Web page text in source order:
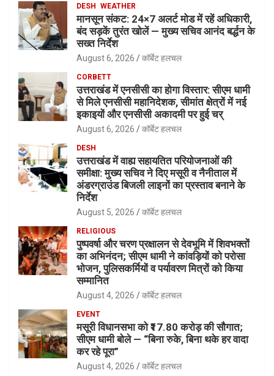
DESH WEATHER
मानसून संकट: 24×7 अलर्ट मोड में रहें अधिकारी,
बंद सड़कें तुरंत खोलें — मुख्य सचिव आनंद बर्द्धन के
सख्त निर्देश
August 6, 2026 कॉर्बेट हलचल
CORBETT
उत्तराखंड में एनसीसी का होगा विस्तार: सीएम धामी
से मिले एनसीसी महानिदेशक, सीमांत क्षेत्रों में नई
इकाइयों और एनसीसी अकादमी पर हुई चर्
August 6, 2026 कॉर्बेट हलचल
DESH
उत्तराखंड में वाह्य सहायतित परियोजनाओं की
समीक्षा: मुख्य सचिव ने दिए मसूरी व नैनीताल में
अंडरग्राउंड बिजली लाइनों का प्रस्ताव बनाने के
निर्देश
August 5, 2026 कॉर्बेट हलचल
RELIGIOUS
पुष्पवर्षा और चरण प्रक्षालन से देवभूमि में शिवभक्तों
का अभिनंदन; सीएम धामी ने कांवड़ियों को परोसा
भोजन, पुलिसकर्मियों व पर्यावरण मित्रों को किया
सम्मानित
August 4, 2026 कॉर्बेट हलचल
EVENT
मसूरी विधानसभा को ₹17.80 करोड़ की सौगात;
सीएम धामी बोले — “बिना रुके, बिना थके हर वादा
कर रहे पूरा”
August 4, 2026 कॉर्बेट हलचल